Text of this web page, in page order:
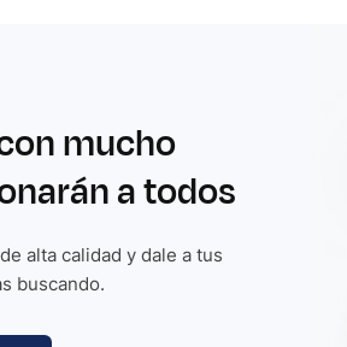
mucho
a todos
alta calidad y dale a tus
buscando.